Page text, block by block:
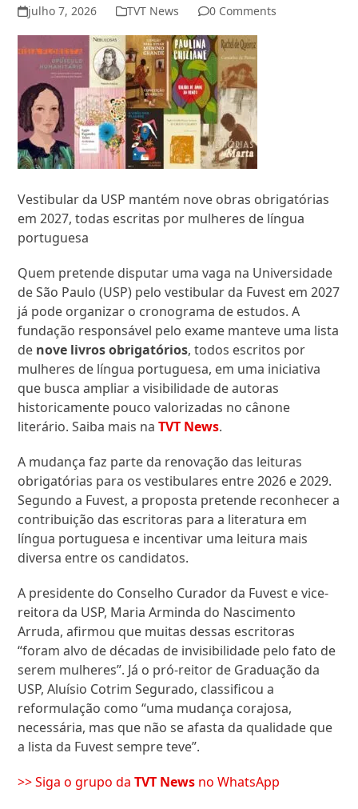
julho 7, 2026 TVT News 0 Comments
Vestibular da USP mantém nove obras obrigatórias
em 2027, todas escritas por mulheres de língua
portuguesa
Quem pretende disputar uma vaga na Universidade
de São Paulo (USP) pelo vestibular da Fuvest em 2027
já pode organizar o cronograma de estudos. A
fundação responsável pelo exame manteve uma lista
de nove livros obrigatórios, todos escritos por
mulheres de língua portuguesa, em uma iniciativa
que busca ampliar a visibilidade de autoras
historicamente pouco valorizadas no cânone
literário. Saiba mais naTVT News.
A mudança faz parte da renovação das leituras
obrigatórias para os vestibulares entre 2026 e 2029.
Segundo a Fuvest, a proposta pretende reconhecer a
contribuição das escritoras para a literatura em
língua portuguesa e incentivar uma leitura mais
diversa entre os candidatos.
A presidente do Conselho Curador da Fuvest e vice-
reitora da USP, Maria Arminda do Nascimento
Arruda, afirmou que muitas dessas escritoras
“foram alvo de décadas de invisibilidade pelo fato de
serem mulheres”. Já o pró-reitor de Graduação da
USP, Aluísio Cotrim Segurado, classificou a
reformulação como “uma mudança corajosa,
necessária, mas que não se afasta da qualidade que
a lista da Fuvest sempre teve”.
>> Siga o grupo daTVT News no WhatsApp